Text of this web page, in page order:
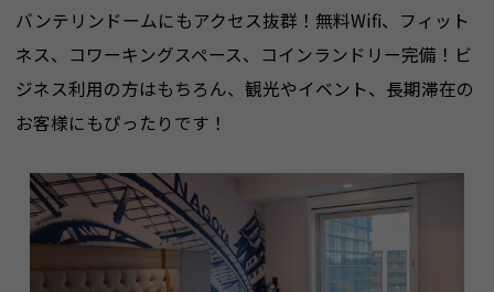
バンテリンドームにもアクセス抜群！無料Wifi、フィット
ネス、コワーキングスペース、コインランドリー完備！ビ
ジネス利用の方はもちろん、観光やイベント、長期滞在の
お客様にもぴったりです！